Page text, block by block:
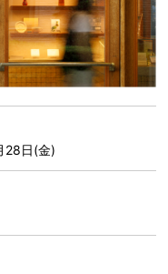
28日(金)